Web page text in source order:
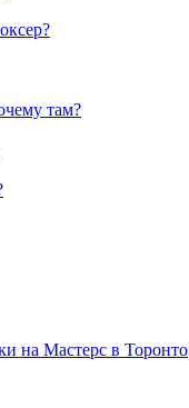
там?
на Мастерс в Торонто